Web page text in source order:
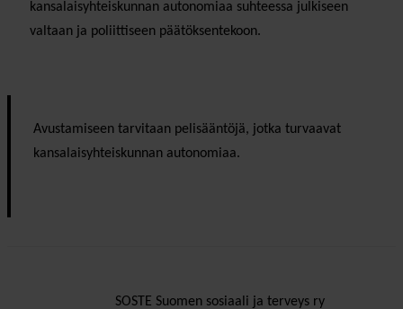
kansalaisyhteiskunnan autonomiaa suhteessa julkiseen
valtaan ja poliittiseen päätöksentekoon.
Avustamiseen tarvitaan pelisääntöjä, jotka turvaavat
kansalaisyhteiskunnan autonomiaa.
SOSTE Suomen sosiaali ja terveys ry